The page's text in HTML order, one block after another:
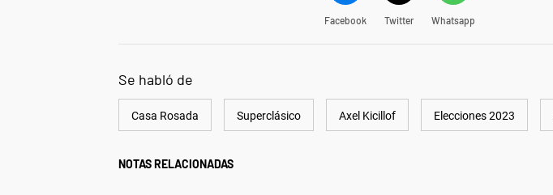
Facebook Twitter Whatsapp
Se habló de
Casa Rosada Superclásico Axel Kicillof Elecciones 2023
NOTAS RELACIONADAS